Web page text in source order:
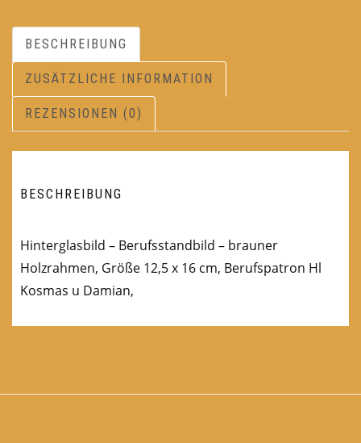
BESCHREIBUNG
ZUSÄTZLICHE INFORMATION
REZENSIONEN (0)
BESCHREIBUNG
Hinterglasbild – Berufsstandbild – brauner
Holzrahmen, Größe 12,5 x 16 cm, Berufspatron Hl
Kosmas u Damian,